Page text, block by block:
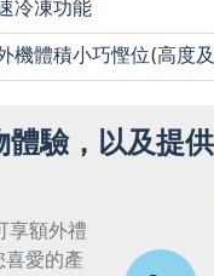
冷凍功能
機體積小巧慳位(高度
驗，以及提供
享額外禮
愛的產